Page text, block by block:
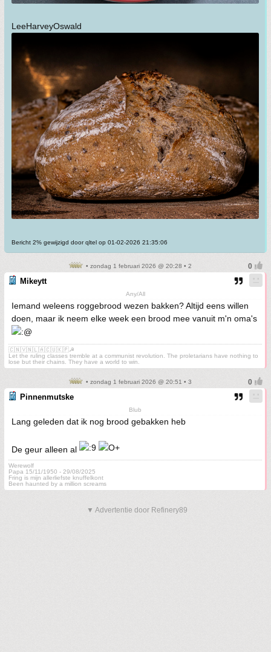
LeeHarveyOswald
Bericht 2% gewijzigd door qltel op 01-02-2026 21:35:06
• zondag 1 februari 2026 @ 20:28 • 2
Mikeytt
Any/All
Iemand weleens roggebrood wezen bakken? Altijd eens willen
doen, maar ik neem elke week een brood mee vanuit m'n oma's
🇨🇳🇻🇳🇱🇦🇨🇺🇰🇵☭
Let the ruling classes tremble at a communist revolution. The proletarians have nothing to
lose but their chains. They have a world to win.
• zondag 1 februari 2026 @ 20:51 • 3
Pinnenmutske
Blub
Lang geleden dat ik nog brood gebakken heb
De geur alleen al
Werewolf
Papa 15/11/1950 - 29/08/2025
Fring is mijn allerliefste knuffelkont
Been haunted by a million screams
▼ Advertentie door Refinery89